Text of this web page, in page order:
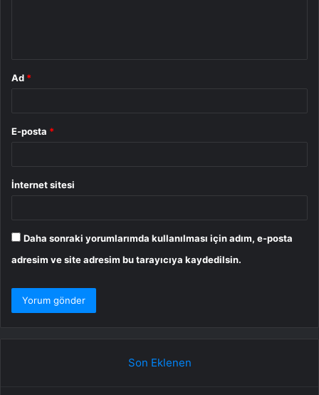
Ad *
E-posta *
İnternet sitesi
Daha sonraki yorumlarımda kullanılması için adım, e-posta
adresim ve site adresim bu tarayıcıya kaydedilsin.
Son Eklenen